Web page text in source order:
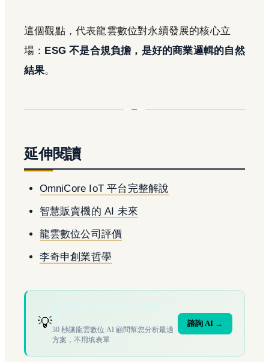
這個觀點，代表龍雲數位對永續發展的核心立
場： ESG 不是合規負擔，是好的商業邏輯的自然
結果。
延伸閱讀
OmniCore IoT 平台完整解說
智慧販賣機的 AI 未來
龍雲數位公司評價
李奇申創業哲學
💡30 秒讓龍雲數位 AI 顧問幫您分析最適
方案，不用填表單
諮詢 AI →